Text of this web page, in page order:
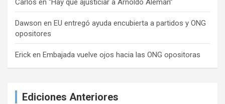
Carlos en “Hay que ajusticiar a Arnoldo Alemán”
Dawson en EU entregó ayuda encubierta a partidos y ONG
opositores
Erick en Embajada vuelve ojos hacia las ONG opositoras
Ediciones Anteriores